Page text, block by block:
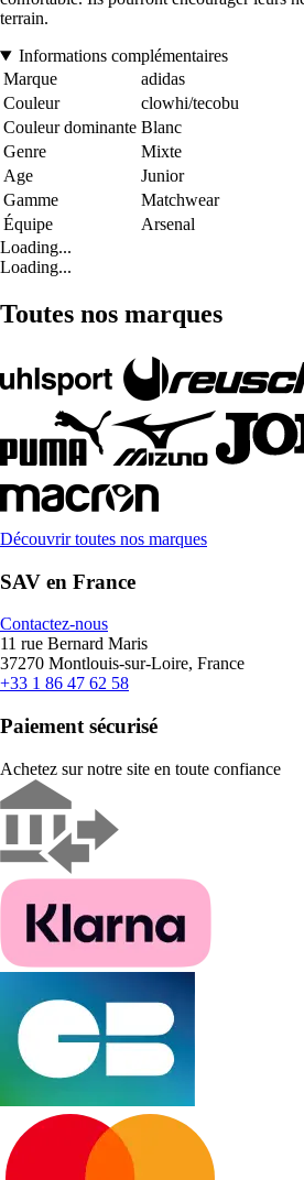
terrain.
Informations complémentaires
Marque
adidas
Couleur
clowhi/tecobu
Couleur dominante Blanc
Genre
Mixte
Age
Junior
Gamme
Matchwear
Équipe
Arsenal
Loading...
Loading...
Toutes nos marques
Découvrir toutes nos marques
SAV en France
Contactez-nous
11 rue Bernard Maris
37270 Montlouis-sur-Loire, France
+33 1 86 47 62 58
Paiement sécurisé
Achetez sur notre site en toute confiance